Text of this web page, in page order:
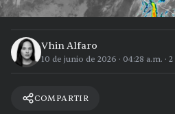
Vhin Alfaro
10 de junio de 2026 · 04:28 a.m. · 2
COMPARTIR